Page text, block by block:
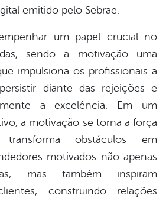
emitido pelo Sebrae.
um papel crucial no
sendo a motivação uma
impulsiona os profissionais a
diante das rejeições e
a excelência. Em um
a motivação se torna a força
obstáculos em
motivados não apenas
mas também inspiram
construindo relações